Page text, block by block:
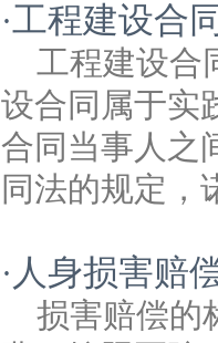
·工程建设合
工程建设合
设合同属于实
合同当事人之
同法的规定，
· 人身损害赔
损害赔偿